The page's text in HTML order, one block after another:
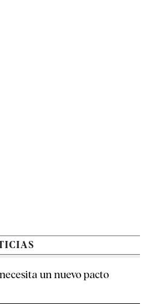
un nuevo pacto